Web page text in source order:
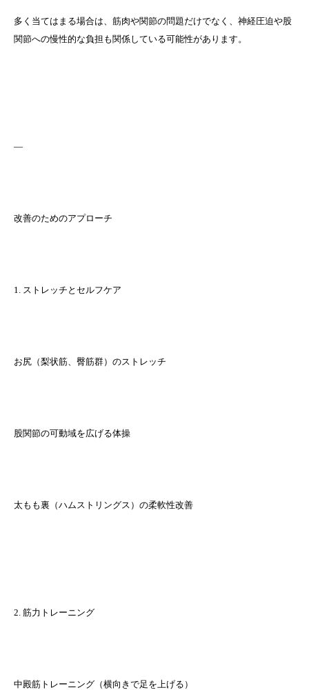
多く当てはまる場合は、筋肉や関節の問題だけでなく、神経圧迫や股
関節への慢性的な負担も関係している可能性があります。
—
改善のためのアプローチ
1. ストレッチとセルフケア
お尻（梨状筋、臀筋群）のストレッチ
股関節の可動域を広げる体操
太もも裏（ハムストリングス）の柔軟性改善
2. 筋力トレーニング
中殿筋トレーニング（横向きで足を上げる）